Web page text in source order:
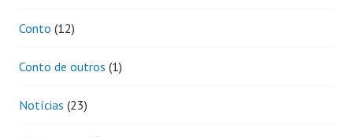
Conto (12)
Conto de outros (1)
Notícias (23)